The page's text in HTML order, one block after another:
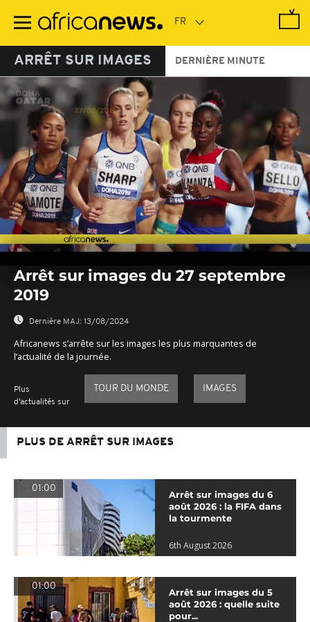
contenu
ARRÊT SUR IMAGES DERNIÈRE MINUTE
seconds
seconds
Arrêt sur images du 27 septembre
2019
Dernière MAJ: 13/08/2024
Africanews s’arrête sur les images les plus marquantes de
l’actualité de la journée.
Plus
d'actualités sur
TOUR DU MONDE IMAGES
PLUS DE ARRÊT SUR IMAGES
01:00
Arrêt sur images du 6
août 2026 : la FIFA dans
la tourmente
6th August 2026
01:00
Arrêt sur images du 5
août 2026 : quelle suite
pour...